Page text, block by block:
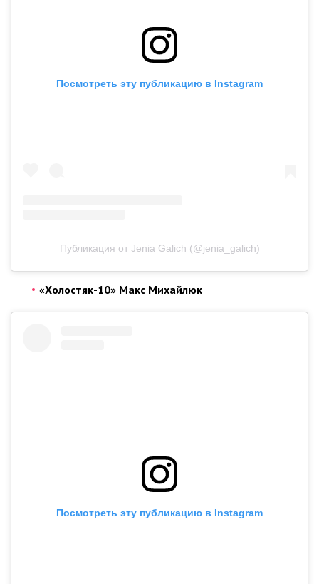
Посмотреть эту публикацию в Instagram
Публикация от Jenia Galich (@jenia_galich)
«Холостяк-10» Макс Михайлюк
Посмотреть эту публикацию в Instagram